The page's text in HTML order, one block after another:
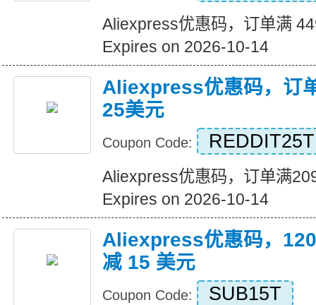
Aliexpress优惠码，订单满
Expires on 2026-10-14
Aliexpress优惠码，订
25美元
Coupon Code: REDDIT25T
Aliexpress优惠码，订单满
Expires on 2026-10-14
Aliexpress优惠码，
减 15 美元
Coupon Code: SUB15T